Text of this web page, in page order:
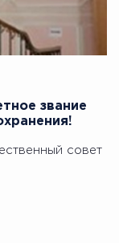
звание
совет